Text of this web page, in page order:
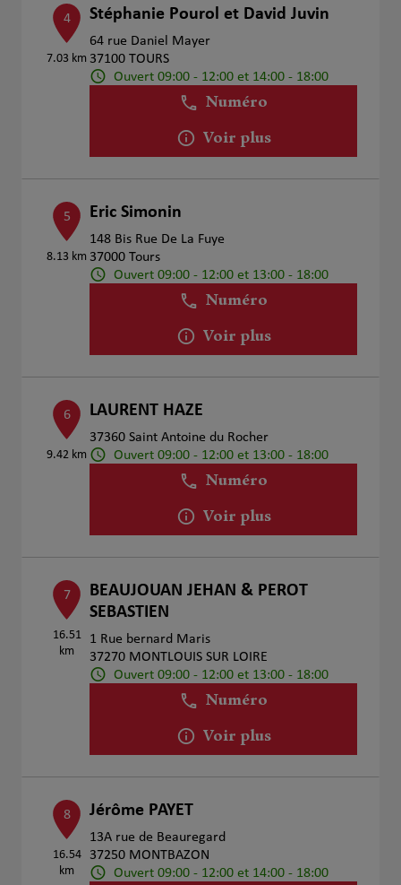
4
7.03 km
Stéphanie Pourol et David Juvin
64 rue Daniel Mayer
37100 TOURS
Ouvert 09:00 - 12:00 et 14:00 - 18:00
Numéro
Voir plus
5
8.13 km
Eric Simonin
148 Bis Rue De La Fuye
37000 Tours
Ouvert 09:00 - 12:00 et 13:00 - 18:00
Numéro
Voir plus
6
9.42 km
LAURENT HAZE
37360 Saint Antoine du Rocher
Ouvert 09:00 - 12:00 et 13:00 - 18:00
Numéro
Voir plus
7
16.51
km
BEAUJOUAN JEHAN & PEROT
SEBASTIEN
1 Rue bernard Maris
37270 MONTLOUIS SUR LOIRE
Ouvert 09:00 - 12:00 et 13:00 - 18:00
Numéro
Voir plus
8
16.54
km
Jérôme PAYET
13A rue de Beauregard
37250 MONTBAZON
Ouvert 09:00 - 12:00 et 14:00 - 18:00